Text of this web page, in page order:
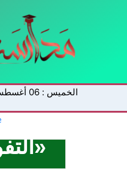
الخميس : 06 أغسطس 2026 -- 3:10 مساءً